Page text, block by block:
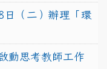
（二）辦理「環
動思考教師工作